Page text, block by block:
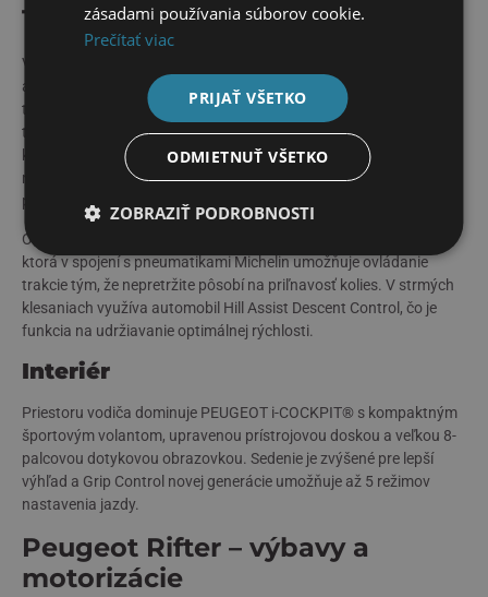
Technológia a bezpečnosť
Vzhľadom na to, že Peugeot Rifter zažíva premiéru na
automobilovom trhu, je logické využitie najnovších asistenčných
technológií. V závislosti od výbavy disponuje adaptívnym
tempomatom, asistentom pozornosti vodiča, parkovacou
kamerou so zorným uhlom 180 stupňov, systémom sledovania
mŕtveho uhla alebo asistentom na kontrolu vybočenia z jazdného
pruhu.
O bezpečnú jazdu sa postará funkcia Advanced Grip Control,
ktorá v spojení s pneumatikami Michelin umožňuje ovládanie
trakcie tým, že nepretržite pôsobí na priľnavosť kolies. V strmých
klesaniach využíva automobil Hill Assist Descent Control, čo je
funkcia na udržiavanie optimálnej rýchlosti.
Interiér
Priestoru vodiča dominuje PEUGEOT i-COCKPIT® s kompaktným
športovým volantom, upravenou prístrojovou doskou a veľkou 8-
palcovou dotykovou obrazovkou. Sedenie je zvýšené pre lepší
výhľad a Grip Control novej generácie umožňuje až 5 režimov
nastavenia jazdy.
Peugeot Rifter – výbavy a
motorizácie
zásadami používania súborov cookie.
Prečítať viac
PRIJAŤ VŠETKO
ODMIETNUŤ VŠETKO
ZOBRAZIŤ PODROBNOSTI